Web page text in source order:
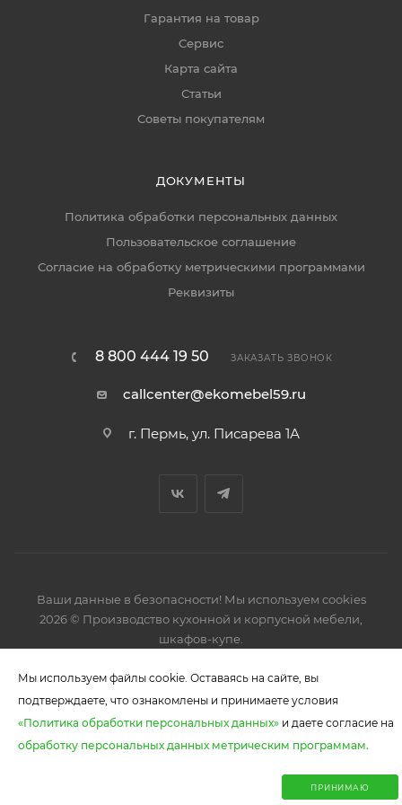
В КОРЗИНУ
Гарантия на товар
Сервис
Карта сайта
Статьи
Советы покупателям
ДОКУМЕНТЫ
Политика обработки персональных данных
Пользовательское соглашение
Согласие на обработку метрическими программами
Реквизиты
8 800 444 19 50 ЗАКАЗАТЬ ЗВОНОК
callcenter@ekomebel59.ru
г. Пермь, ул. Писарева 1А
Ваши данные в безопасности! Мы используем cookies
2026 © Производство кухонной и корпусной мебели,
шкафов-купе.
Мы используем файлы cookie. Оставаясь на сайте, вы
подтверждаете, что ознакомлены и принимаете условия
«Политика обработки персональных данных» и даете согласие на
обработку персональных данных метрическим программам.
ПРИНИМАЮ
Отзывы